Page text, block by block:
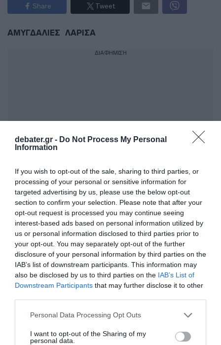
debater.gr - Do Not Process My Personal
Information
If you wish to opt-out of the sale, sharing to third parties, or
processing of your personal or sensitive information for
targeted advertising by us, please use the below opt-out
section to confirm your selection. Please note that after your
opt-out request is processed you may continue seeing
interest-based ads based on personal information utilized by
us or personal information disclosed to third parties prior to
your opt-out. You may separately opt-out of the further
disclosure of your personal information by third parties on the
IAB’s list of downstream participants. This information may
also be disclosed by us to third parties on the IAB’s List of
Downstream Participants that may further disclose it to other
Please note that this website/app uses one or more Google
not limited to your visit or usage behaviour. You may click to
Personal Data Processing Opt Outs
I want to opt-out of the Sharing of my
personal data.
Share Tweet
ΑΜΥΓΔΑΛΙΕΣ ΛΑΡΙΣΑ
ΔΙΑΦΗΜΙΣΗ
ΣΧΟΛΙΑ